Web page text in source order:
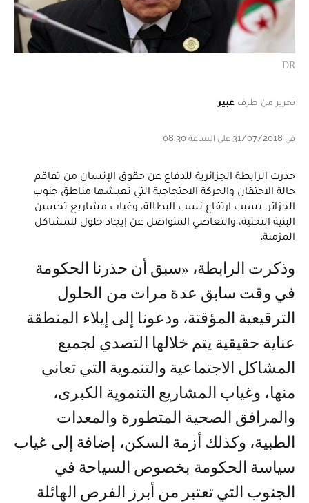
DR
تحرير من طرف عبير
في 31/07/2018 على الساعة 08:30
حذرت الرابطة الجزائرية للدفاع عن حقوق الإنسان من تفاقم
حالة الاحتقان والحركة الاحتجاجية التي تعيشها مناطق جنوب
الجزائر، بسبب ارتفاع نسب البطالة، وغياب مشاريع تحسين
البنية التحتية، والتغاضي المتواصل عن إيجاد حلول للمشاكل
المزمنة.
وذكرت الرابطة، «سبق أن حذرنا الحكومة
في وقت سابق عدة مرات من الحلول
الترقيعية المؤقتة، ودعونا إلى إيلاء المنطقة
عناية حقيقية يتم خلالها التصدي لجميع
المشاكل الاجتماعية والتنموية التي تعاني
منها، وغياب المشاريع التنموية الكبرى،
والمرافق الصحية المتطورة والمعدات
الطبية، وكذلك أزمة السكن، إضافة إلى غياب
سياسة الحكومة بخصوص السياحة في
الجنوب التي تعتبر من أبرز الفرص الهائلة